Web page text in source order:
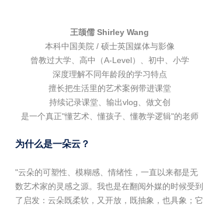
王颉儒 Shirley Wang
本科中国美院 / 硕士英国媒体与影像
曾教过大学、高中（A-Level）、初中、小学
深度理解不同年龄段的学习特点
擅长把生活里的艺术案例带进课堂
持续记录课堂、输出vlog、做文创
是一个真正"懂艺术、懂孩子、懂教学逻辑"的老师
为什么是一朵云？
"云朵的可塑性、模糊感、情绪性，一直以来都是无
数艺术家的灵感之源。我也是在翻阅外媒的时候受到
了启发：云朵既柔软，又开放，既抽象，也具象；它